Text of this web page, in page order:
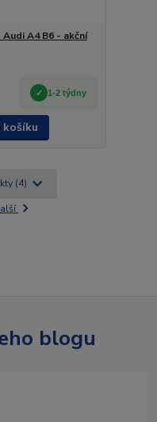
A4 B6 - akční
1-2 týdny
(4)
blogu